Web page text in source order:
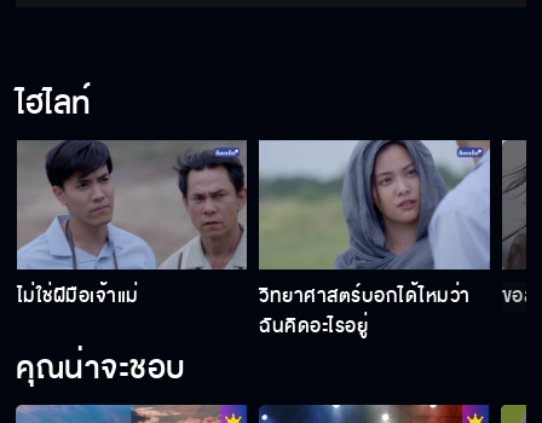
ไฮไลท์
ไม่ใช่ฝีมือเจ้าแม่
วิทยาศาสตร์บอกได้ไหมว่า
ฉันคิดอะไรอยู่
ขอ
คุณน่าจะชอบ